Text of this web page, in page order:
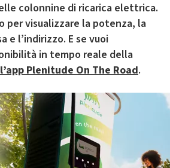
colonnine di ricarica elettrica.
per visualizzare la potenza, la
e l’indirizzo. E se vuoi
in tempo reale della
Plenitude On The Road.